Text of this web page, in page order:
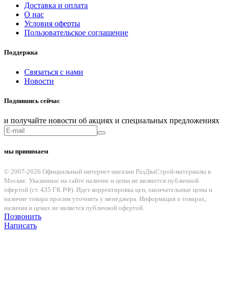
Доставка и оплата
О нас
Условия оферты
Пользовательское соглашение
Поддержка
Связаться с нами
Новости
Подпишись сейчас
и получайте новости об акциях и специальных предложениях
мы принимаем
© 2007-2026 Официальный интернет-магазин РазДваСтрой-материалы в
Москве. Указанные на сайте наличие и цены не являются публичной
офертой (ст. 435 ГК РФ). Идет корректировка цен, окончательные цены и
наличие товара просим уточнять у менеджера. Информация о товарах,
наличия и ценах не является публичной офертой.
Позвонить
Написать